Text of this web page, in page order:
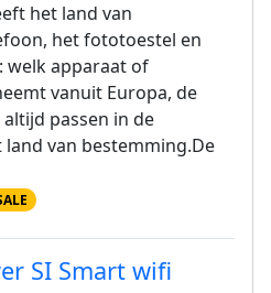
het land van
het fototoestel en
welk apparaat of
vanuit Europa, de
passen in de
van bestemming.De
SI Smart wifi